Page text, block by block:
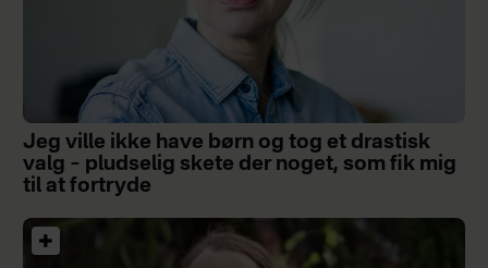
Jeg ville ikke have børn og tog et drastisk
valg – pludselig skete der noget, som fik mig
til at fortryde